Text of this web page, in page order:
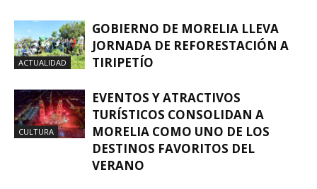
ACTUALIDAD
GOBIERNO DE MORELIA LLEVA
JORNADA DE REFORESTACIÓN A
TIRIPETÍO
CULTURA
EVENTOS Y ATRACTIVOS
TURÍSTICOS CONSOLIDAN A
MORELIA COMO UNO DE LOS
DESTINOS FAVORITOS DEL
VERANO